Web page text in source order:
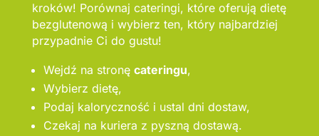
kroków! Porównaj cateringi, które oferują dietę
bezglutenową i wybierz ten, który najbardziej
przypadnie Ci do gustu!
Wejdź na stronę cateringu,
Wybierz dietę,
Podaj kaloryczność i ustal dni dostaw,
Czekaj na kuriera z pyszną dostawą.